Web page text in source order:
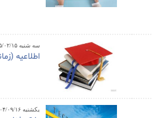
سه شنبه ۱۴۰۵/۰۲/۱۵
اطلاعیه
یکشنبه ۱۴۰۴/۰۹/۱۶